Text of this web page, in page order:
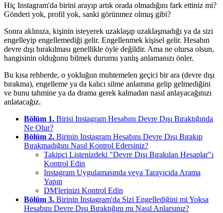
Hiç Instagram'da birini arayıp artık orada olmadığını fark ettiniz mi?
Gönderi yok, profil yok, sanki görünmez olmuş gibi?
Sonra aklınıza, kişinin isteyerek uzaklaşıp uzaklaşmadığı ya da sizi
engelleyip engellemediği gelir. Engellenmek kişisel gelir. Hesabın
devre dışı bırakılması genellikle öyle değildir. Ama ne olursa olsun,
hangisinin olduğunu bilmek durumu yanlış anlamanızı önler.
Bu kısa rehberde, o yokluğun muhtemelen geçici bir ara (devre dışı
bırakma), engelleme ya da kalıcı silme anlamına gelip gelmediğini
ve bunu tahmine ya da drama gerek kalmadan nasıl anlayacağınızı
anlatacağız.
Bölüm 1. Birisi Instagram Hesabını Devre Dışı Bıraktığında
Ne Olur?
Bölüm 2. Birinin Instagram Hesabını Devre Dışı Bırakıp
Bırakmadığını Nasıl Kontrol Edersiniz?
Takipçi Listenizdeki "Devre Dışı Bırakılan Hesaplar"ı
Kontrol Edin
Instagram Uygulamasında veya Tarayıcıda Arama
Yapın
DM'lerinizi Kontrol Edin
Bölüm 3. Birinin Instagram'da Sizi Engellediğini mi Yoksa
Hesabını Devre Dışı Bıraktığını mı Nasıl Anlarsınız?